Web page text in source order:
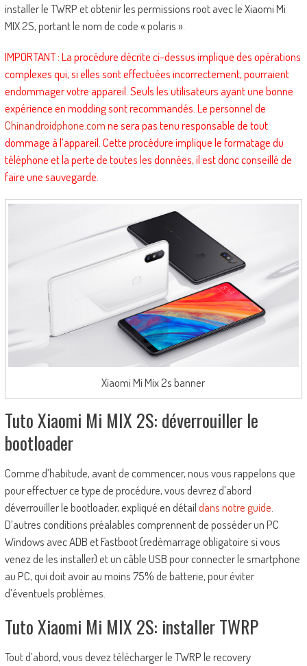
installer le TWRP et obtenir les permissions root avec le Xiaomi Mi
MIX 2S, portant le nom de code « polaris ».
IMPORTANT : La procédure décrite ci-dessus implique des opérations
complexes qui, si elles sont effectuées incorrectement, pourraient
endommager votre appareil. Seuls les utilisateurs ayant une bonne
expérience en modding sont recommandés. Le personnel de
Chinandroidphone.comne sera pas tenu responsable de tout
dommage à l’appareil. Cette procédure implique le formatage du
téléphone et la perte de toutes les données, il est donc conseillé de
faire une sauvegarde.
Xiaomi Mi Mix 2s banner
Tuto Xiaomi Mi MIX 2S: déverrouiller le
bootloader
Comme d’habitude, avant de commencer, nous vous rappelons que
pour effectuer ce type de procédure, vous devrez d’abord
déverrouiller le bootloader, expliqué en détaildans notre guide
D’autres conditions préalables comprennent de posséder un PC
Windows avec ADB et Fastboot (redémarrage obligatoire si vous
venez de les installer) et un câble USB pour connecter le smartphone
au PC, qui doit avoir au moins 75% de batterie, pour éviter
d’éventuels problèmes.
Tuto Xiaomi Mi MIX 2S: installer TWRP
Tout d’abord, vous devez télécharger le TWRP le recovery